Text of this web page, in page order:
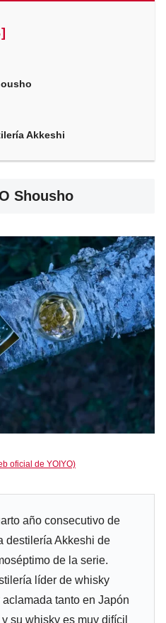
Akkeshi
Shousho
oficial de YOIYO)
año consecutivo de
destilería Akkeshi de
de la serie.
líder de whisky
tanto en Japón
su whisky es muy difícil